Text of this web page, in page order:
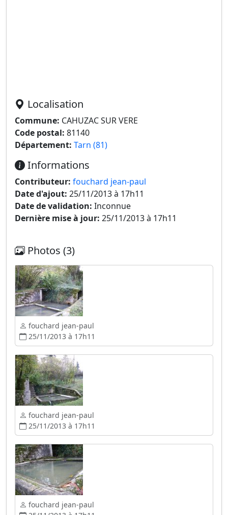
Localisation
Commune: CAHUZAC SUR VERE
Code postal: 81140
Département: Tarn (81)
Informations
Contributeur: fouchard jean-paul
Date d'ajout: 25/11/2013 à 17h11
Date de validation: Inconnue
Dernière mise à jour: 25/11/2013 à 17h11
Photos (3)
fouchard jean-paul
25/11/2013 à 17h11
fouchard jean-paul
25/11/2013 à 17h11
fouchard jean-paul